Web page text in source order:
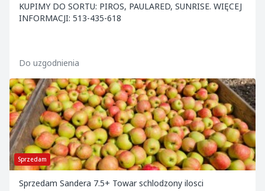
KUPIMY DO SORTU: PIROS, PAULARED, SUNRISE. WIĘCEJ
INFORMACJI: 513-435-618
Do uzgodnienia
Sprzedam
Sprzedam Sandera 7.5+ Towar schlodzony ilosci